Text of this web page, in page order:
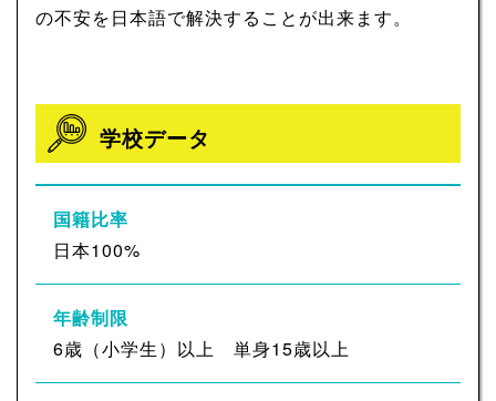
の不安を日本語で解決することが出来ます。
学校データ
国籍比率
日本100%
年齢制限
6歳（小学生）以上 単身15歳以上